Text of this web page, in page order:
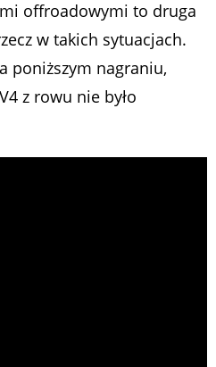
offroadowymi to druga
w takich sytuacjach.
poniższym nagraniu,
z rowu nie było